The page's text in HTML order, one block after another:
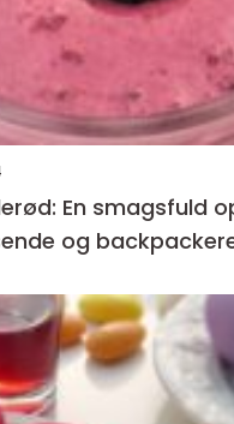
En smagsfuld
og